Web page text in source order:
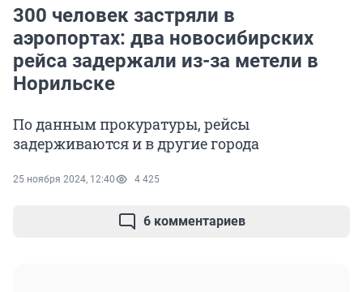
300 человек застряли в
аэропортах: два новосибирских
рейса задержали из-за метели в
Норильске
По данным прокуратуры, рейсы
задерживаются и в другие города
25 ноября 2024, 12:40 4 425
6 комментариев